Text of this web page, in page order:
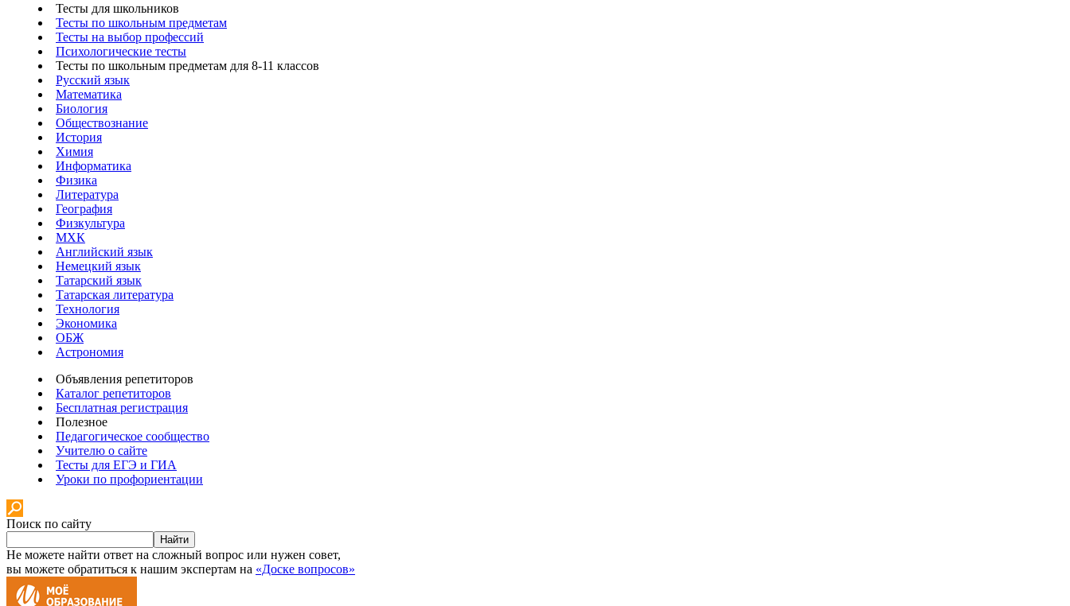
Тесты для школьников
Тесты по школьным предметам
Тесты на выбор профессий
Психологические тесты
Тесты по школьным предметам для 8-11 классов
Русский язык
Математика
Биология
Обществознание
История
Химия
Информатика
Физика
Литература
География
Физкультура
МХК
Английский язык
Немецкий язык
Татарский язык
Татарская литература
Технология
Экономика
ОБЖ
Астрономия
Объявления репетиторов
Каталог репетиторов
Бесплатная регистрация
Полезное
Педагогическое сообщество
Учителю о сайте
Тесты для ЕГЭ и ГИА
Уроки по профориентации
Поиск по сайту
Найти
Не можете найти ответ на сложный вопрос или нужен совет,
вы можете обратиться к нашим экспертам на «Доске вопросов»